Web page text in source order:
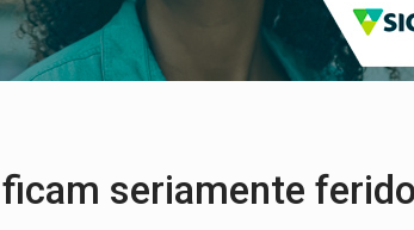
sobre modernização da BR-364
Oswaldo Cruz
seriamente